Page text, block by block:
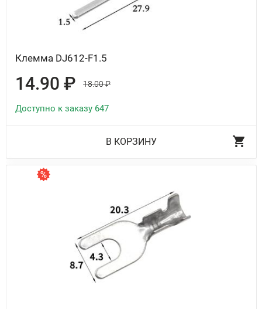
Клемма DJ612-F1.5
14.90 ₽ 18.00 ₽
Доступно к заказу 647
В КОРЗИНУ